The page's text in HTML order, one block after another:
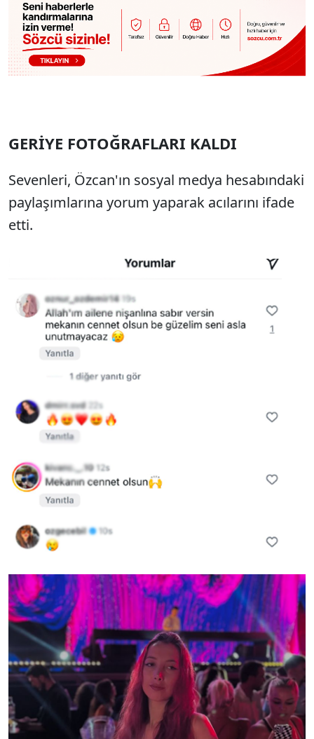
GERİYE FOTOĞRAFLARI KALDI
Sevenleri, Özcan'ın sosyal medya hesabındaki
paylaşımlarına yorum yaparak acılarını ifade
etti.